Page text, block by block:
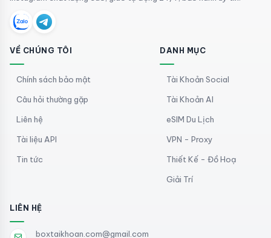
VỀ CHÚNG TÔI
Chính sách bảo mật
Câu hỏi thường gặp
Liên hệ
Tài liệu API
Tin tức
DANH MỤC
Tài Khoản Social
Tài Khoản AI
eSIM Du Lịch
VPN - Proxy
Thiết Kế - Đồ Hoạ
Giải Trí
LIÊN HỆ
boxtaikhoan.com@gmail.com